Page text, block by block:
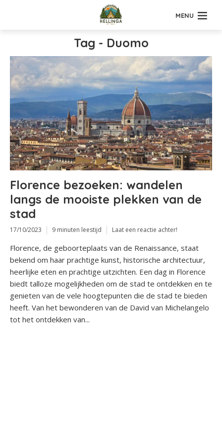
MENU
Tag - Duomo
Florence bezoeken: wandelen
langs de mooiste plekken van de
stad
17/10/2023 9 minuten leestijd Laat een reactie achter!
Florence, de geboorteplaats van de Renaissance, staat
bekend om haar prachtige kunst, historische architectuur,
heerlijke eten en prachtige uitzichten. Een dag in Florence
biedt talloze mogelijkheden om de stad te ontdekken en te
genieten van de vele hoogtepunten die de stad te bieden
heeft. Van het bewonderen van de David van Michelangelo
tot het ontdekken van...